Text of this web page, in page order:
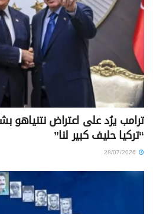
“تركيا حليف كبير لنا”